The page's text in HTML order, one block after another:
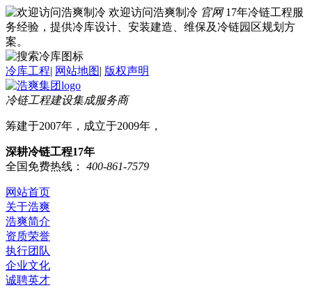
欢迎访问浩爽制冷 官网 17年冷链工程服
务经验，提供冷库设计、安装建造、维保及冷链园区规划方
案。
冷库工程| 网站地图| 版权声明
冷链工程建设集成服务商
筹建于2007年，成立于2009年，
深耕冷链工程17年
全国免费热线：
400-861-7579
网站首页
关于浩爽
浩爽简介
资质荣誉
执行团队
企业文化
诚聘英才